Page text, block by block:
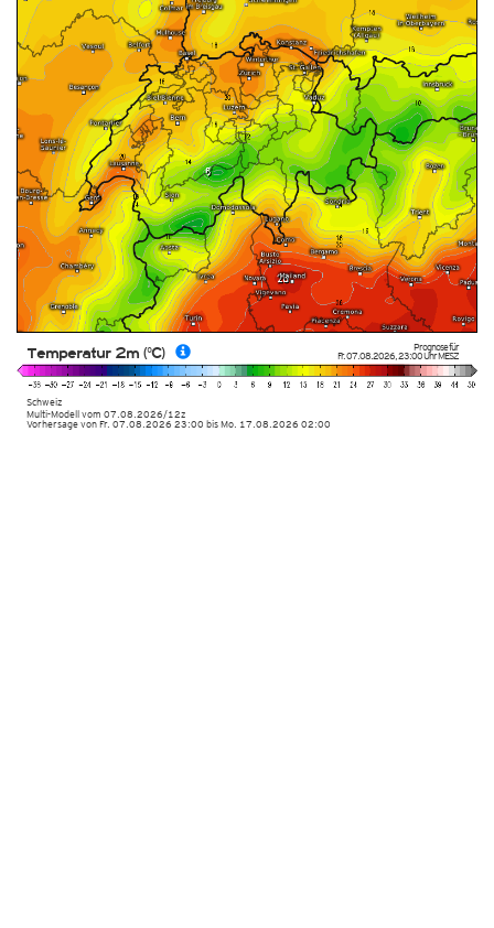
Prognose für
Fr. 07.08.2026,23:00 UhrMESZ
Schweiz
Multi-Modellvom 07.08.2026/12z
Temperatur 2m (°C)
Vorhersage von Fr. 07.08.2026 23:00 bis Mo. 17.08.2026 02:00